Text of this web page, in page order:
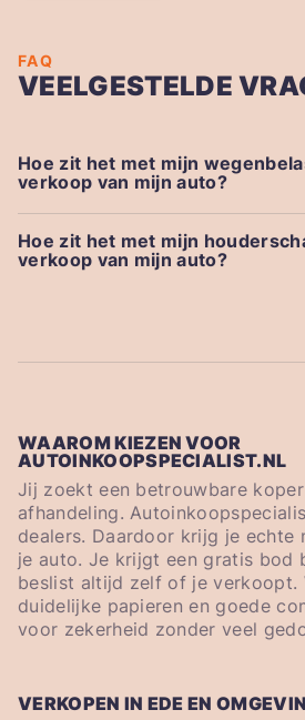
FAQ
VEELGESTELDE
Hoe zit het met mijn
verkoop van mijn auto?
Hoe zit het met mijn
verkoop van mijn auto?
WAAROM KIEZEN VOOR
AUTOINKOOPSPECIALIST.NL
Jij zoekt een betrouwbare
afhandeling.
dealers. Daardoor krijg je echte
je auto. Je krijgt een gratis bod
beslist altijd zelf of je verkoopt.
duidelijke papieren en goede
voor zekerheid zonder veel
VERKOPEN IN EDE EN